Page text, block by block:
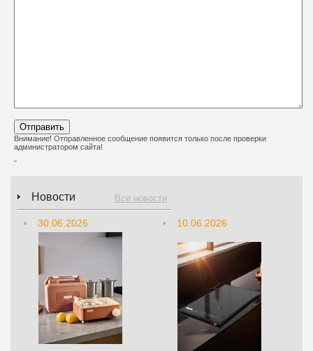
Новости Все новости
30.06.2026 10.06.2026
Внимание! Отправленное сообщение появится только после проверки
администратором сайта!